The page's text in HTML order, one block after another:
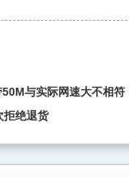
与实际网速大不相符
拒绝退货